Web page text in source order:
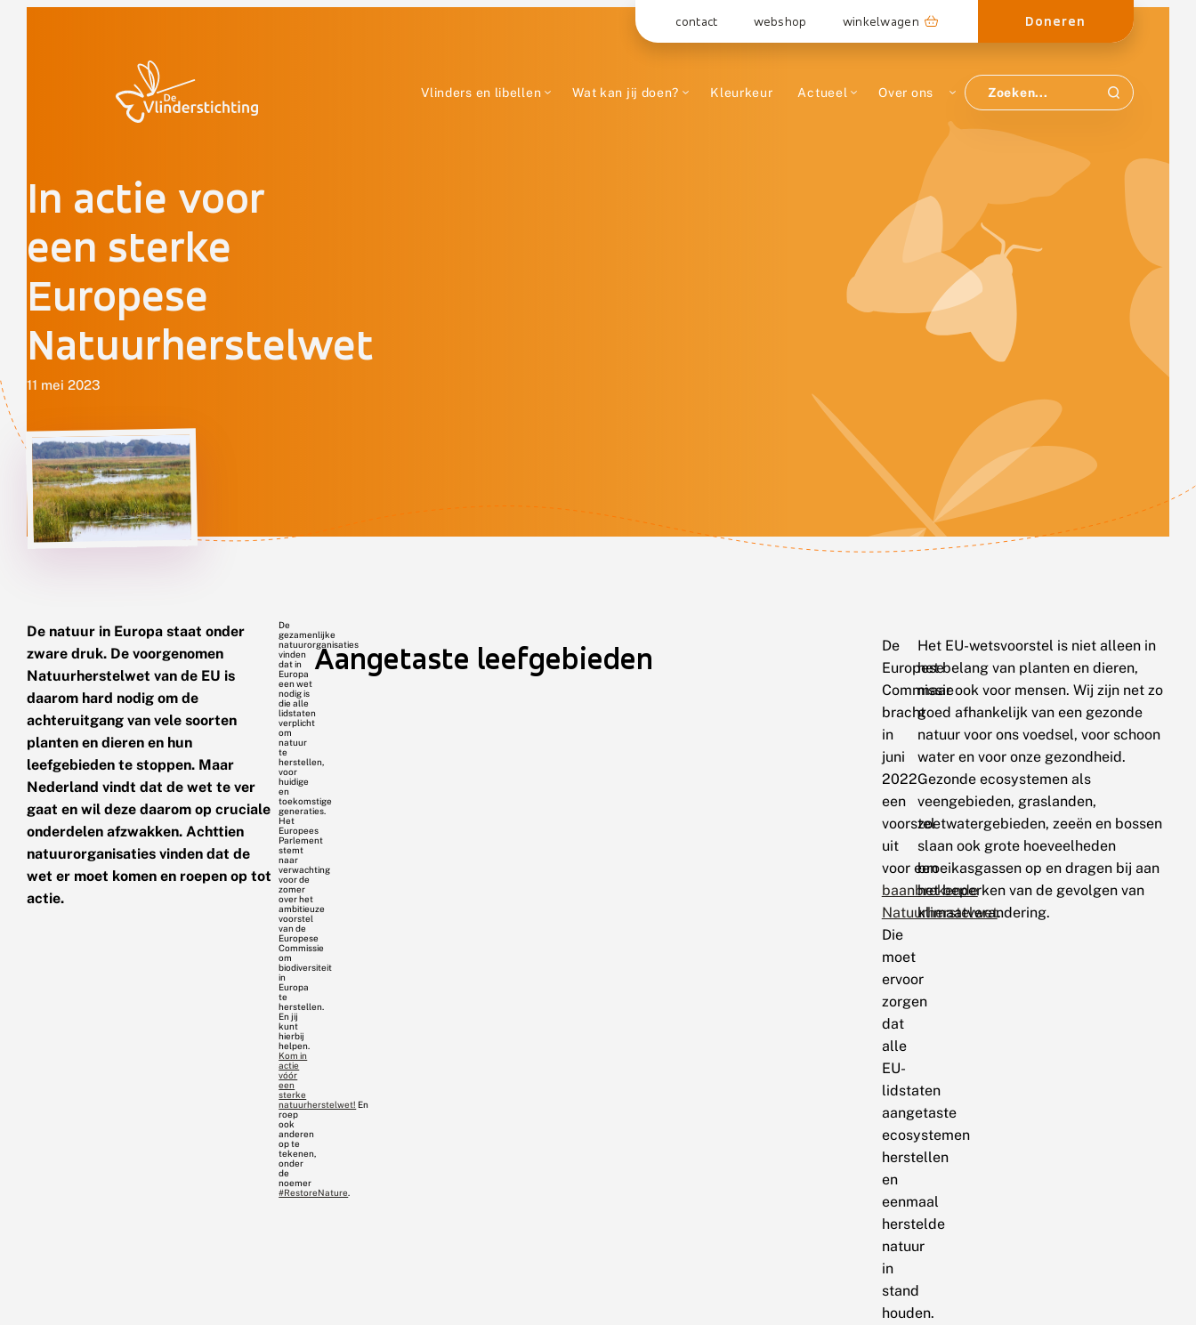
contact webshop winkelwagen Doneren
Vlinders en libellen Wat kan jij doen? Kleurkeur Actueel Over ons
In actie voor
een sterke
Europese
Natuurherstelwet
11 mei 2023
De natuur in Europa staat onder
zware druk. De voorgenomen
Natuurherstelwet van de EU is
daarom hard nodig om de
achteruitgang van vele soorten
planten en dieren en hun
leefgebieden te stoppen. Maar
Nederland vindt dat de wet te ver
gaat en wil deze daarom op cruciale
onderdelen afzwakken. Achttien
natuurorganisaties vinden dat de
wet er moet komen en roepen op tot
actie.
De
gezamenlijke
natuurorganisaties
vinden
dat in
Europa
een wet
nodig is
die alle
lidstaten
verplicht
om
natuur
te
herstellen,
voor
huidige
en
toekomstige
generaties.
Het
Europees
Parlement
stemt
naar
verwachting
voor de
zomer
over het
ambitieuze
voorstel
van de
Europese
Commissie
om
biodiversiteit
in
Europa
te
herstellen.
En jij
kunt
hierbij
helpen.
Kom in
actie
vóór
een
sterke
natuurherstelwet! En
roep
ook
anderen
op te
tekenen,
onder
de
noemer
#RestoreNature.
Aangetaste leefgebieden
De
Europese
Commissie
bracht
in
juni
2022
een
voorstel
uit
voor een
baanbrekende
Natuurherstelwet.
Die
moet
ervoor
zorgen
dat
alle
EU-
lidstaten
aangetaste
ecosystemen
herstellen
en
eenmaal
herstelde
natuur
in
stand
houden.
Het EU-wetsvoorstel is niet alleen in
het belang van planten en dieren,
maar ook voor mensen. Wij zijn net zo
goed afhankelijk van een gezonde
natuur voor ons voedsel, voor schoon
water en voor onze gezondheid.
Gezonde ecosystemen als
veengebieden, graslanden,
zoetwatergebieden, zeeën en bossen
slaan ook grote hoeveelheden
broeikasgassen op en dragen bij aan
het beperken van de gevolgen van
klimaatverandering.